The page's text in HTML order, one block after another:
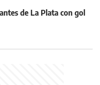
de La Plata con gol